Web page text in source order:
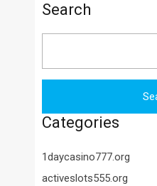
Search
Categories
1daycasino777.org
activeslots555.org